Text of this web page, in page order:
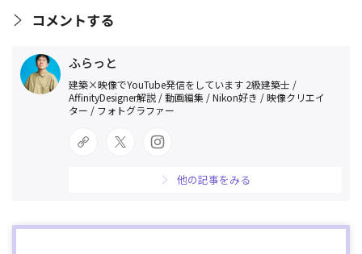
コメントする
ふらっと
建築×映像でYouTube発信をしています 2級建築士 /
AffinityDesigner解説 / 動画編集 / Nikon好き / 映像クリエイ
ター / フォトグラファー
他の記事をみる